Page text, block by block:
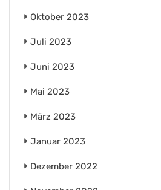
Oktober 2023
Juli 2023
Juni 2023
Mai 2023
März 2023
Januar 2023
Dezember 2022